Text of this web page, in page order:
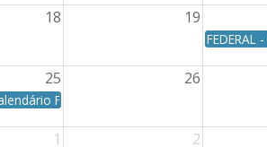
18 19
vencimento: Dia 17/08/2026 - Segunda-
25 26
2026 - DomingoFederal - Data de vencimento: Dia
1 2